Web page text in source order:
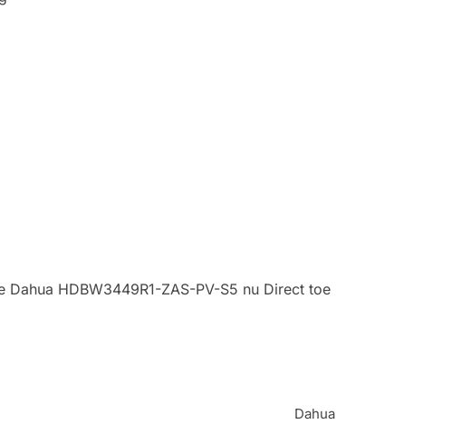
HDBW3449R1-ZAS-PV-S5 nu Direct toe
Dahua